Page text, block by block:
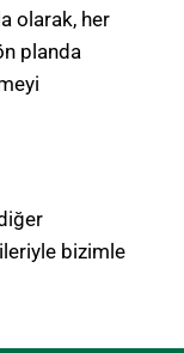
olarak, her
planda
bizimle